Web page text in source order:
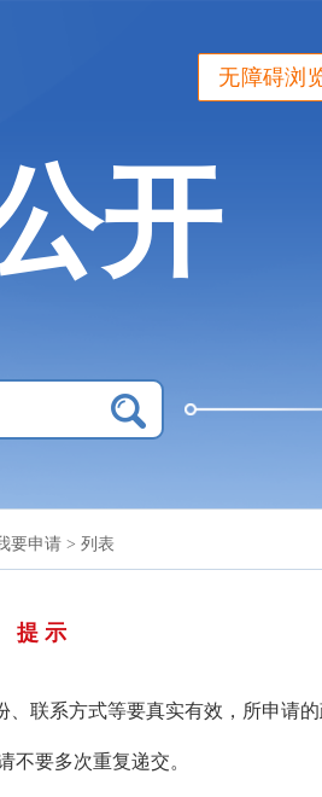
无障碍浏
开
要申请 > 列表
提 示
联系方式等要真实有效，所申请
不要多次重复递交。